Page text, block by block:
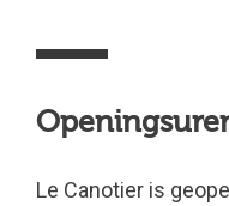
Le Canotier is